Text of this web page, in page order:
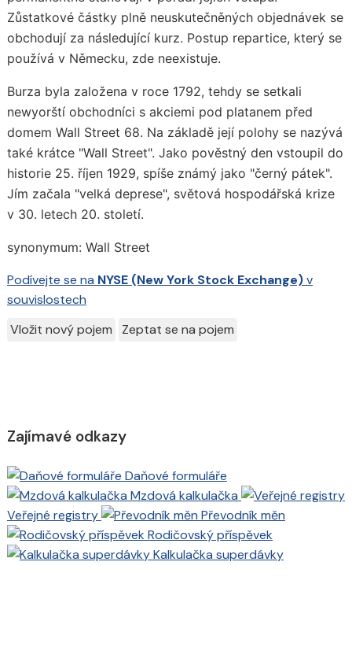
Zůstatkové částky plně neuskutečněných objednávek se
obchodují za následující kurz. Postup repartice, který se
používá v Německu, zde neexistuje.
Burza byla založena v roce 1792, tehdy se setkali
newyorští obchodníci s akciemi pod platanem před
domem Wall Street 68. Na základě její polohy se nazývá
také krátce "Wall Street". Jako pověstný den vstoupil do
historie 25. říjen 1929, spíše známý jako "černý pátek".
Jím začala "velká deprese", světová hospodářská krize
v 30. letech 20. století.
synonymum: Wall Street
Podívejte se na NYSE (New York Stock Exchange)v
souvislostech
Vložit nový pojem
Zeptat se na pojem
Zajímavé odkazy
Daňové formuláře
Mzdová kalkulačka
Veřejné registry
Převodník měn
Rodičovský příspěvek
Kalkulačka superdávky